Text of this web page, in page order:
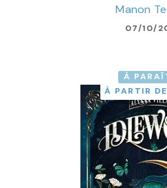
Manon
07/10/
À
À PARTIR